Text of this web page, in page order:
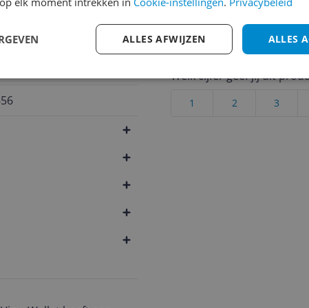
andere bezoekers een
€250,-!Klik hier voor de
Cijfer
Welk cijfer geef jij dit
3
2
1
ALLES
ALLES AFWIJZEN